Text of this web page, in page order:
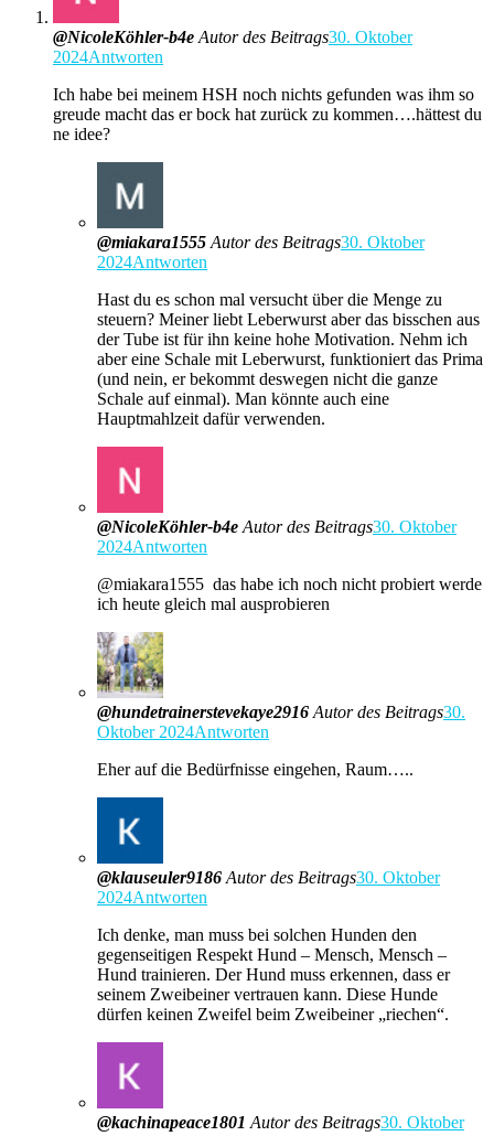
@NicoleKöhler-b4e Autor des Beitrags30. Oktober
2024Antworten
Ich habe bei meinem HSH noch nichts gefunden was ihm so
greude macht das er bock hat zurück zu kommen….hättest du
ne idee?
@miakara1555 Autor des Beitrags30. Oktober
2024Antworten
Hast du es schon mal versucht über die Menge zu
steuern? Meiner liebt Leberwurst aber das bisschen aus
der Tube ist für ihn keine hohe Motivation. Nehm ich
aber eine Schale mit Leberwurst, funktioniert das Prima
(und nein, er bekommt deswegen nicht die ganze
Schale auf einmal). Man könnte auch eine
Hauptmahlzeit dafür verwenden.
@NicoleKöhler-b4e Autor des Beitrags30. Oktober
2024Antworten
@miakara1555 das habe ich noch nicht probiert werde
ich heute gleich mal ausprobieren
@hundetrainerstevekaye2916 Autor des Beitrags30.
Oktober 2024Antworten
Eher auf die Bedürfnisse eingehen, Raum…..
@klauseuler9186 Autor des Beitrags30. Oktober
2024Antworten
Ich denke, man muss bei solchen Hunden den
gegenseitigen Respekt Hund – Mensch, Mensch –
Hund trainieren. Der Hund muss erkennen, dass er
seinem Zweibeiner vertrauen kann. Diese Hunde
dürfen keinen Zweifel beim Zweibeiner „riechen“.
@kachinapeace1801 Autor des Beitrags30. Oktober